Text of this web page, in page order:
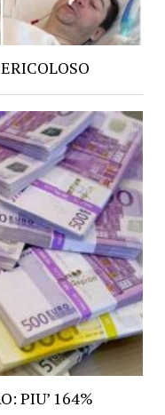
PIU’ 164%